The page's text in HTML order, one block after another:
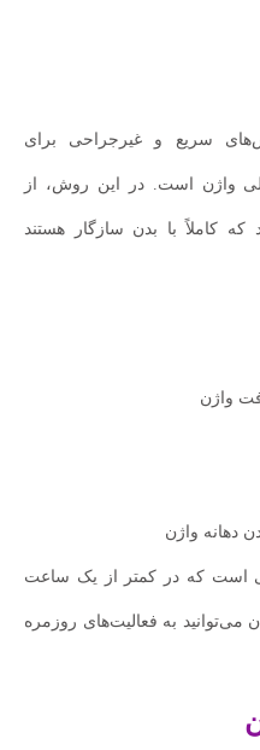
سریع و غیرجراحی برای
واژن است. در این روش، از
که کاملاً با بدن سازگار هستند
واژن
دهانه واژن
است که در کمتر از یک ساعت
می‌توانید به فعالیت‌های روزمره